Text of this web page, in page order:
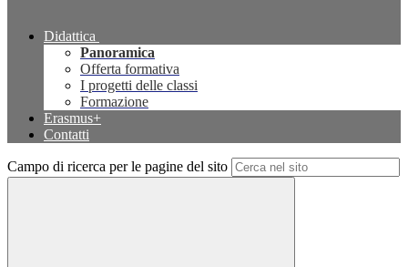
Didattica
Panoramica
Offerta formativa
I progetti delle classi
Formazione
Erasmus+
Contatti
Campo di ricerca per le pagine del sito